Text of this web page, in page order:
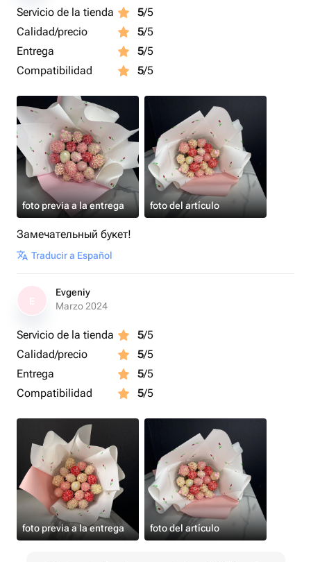
Servicio de la tienda 5/5
Calidad/precio
5/5
Entrega
5/5
Compatibilidad
5/5
foto previa a la entrega foto del artículo
Замечательный букет!
Traducir a Español
Evgeniy
Marzo 2024
Servicio de la tienda 5/5
Calidad/precio
5/5
Entrega
5/5
Compatibilidad
5/5
foto previa a la entrega foto del artículo